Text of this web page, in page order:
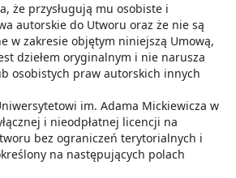
że przysługują mu osobiste i
autorskie do Utworu oraz że nie są
w zakresie objętym niniejszą Umową,
dziełem oryginalnym i nie narusza
osobistych praw autorskich innych
im. Adama Mickiewicza w
i nieodpłatnej licencji na
bez ograniczeń terytorialnych i
na następujących polach